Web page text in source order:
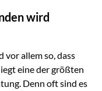
wird
vor allem so, dass
eine der größten
Denn oft sind es